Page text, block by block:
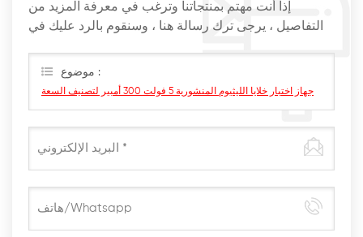
إذا أنت مهتم بمنتجاتنا وترغب في معرفة المزيد من
التفاصيل ، يرجى ترك رسالة هنا ، وسنقوم بالرد عليك في
موضوع :
جهاز اختبار خلايا الليثيوم المنشورية 5 فولت 300 أمبير لتصنيف السعة